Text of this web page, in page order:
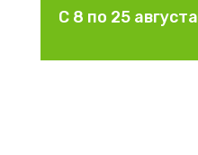
С 8 по 25 августа